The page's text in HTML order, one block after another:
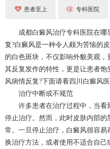
患者至上 专科医院
成都白癜风治疗专科医院在哪
复?白癜风是一种令人颇为苦恼的
的白色斑块，不仅影响外貌美观
其反复发作的特性，更是让患者
风病情反复?下面请看四川白癜风医
治疗中断或不规范
许多患者在治疗过程中，当看
停止治疗。然而，此时皮肤内部
常。一旦停止治疗，白癜风很容
换治疗方法，或者使用不适合自